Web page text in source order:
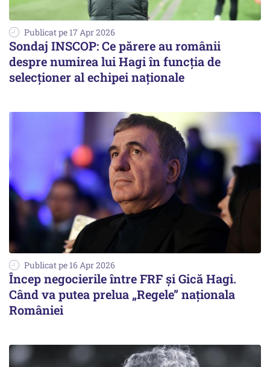
Publicat pe 17 Apr 2026
Sondaj INSCOP: Ce părere au românii
despre numirea lui Hagi în funcția de
selecționer al echipei naționale
Publicat pe 16 Apr 2026
Încep negocierile între FRF și Gică Hagi.
Când va putea prelua „Regele” naționala
României